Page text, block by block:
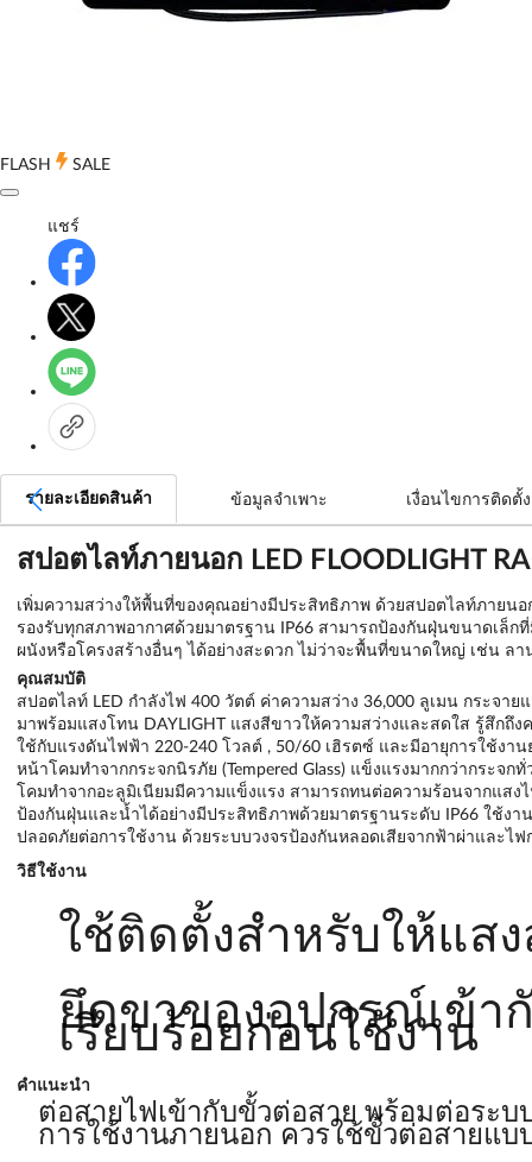
FLASH SALE
แชร์
รายละเอียดสินค้า ข้อมูลจำเพาะ เงื่อนไขการติดตั้ง
สปอตไลท์ภายนอก LED FLOODLIGHT
เพิ่มความสว่างให้พื้นที่ของคุณอย่างมีประสิทธิภาพ ด้วยสปอตไลท์ภายนอ
รองรับทุกสภาพอากาศด้วยมาตรฐาน IP66 สามารถป้องกันฝุ่นขนาดเ
ผนังหรือโครงสร้างอื่นๆ ได้อย่างสะดวก ไม่ว่าจะพื้นที่ขนาดใหญ่ เช่น
คุณสมบัติ
สปอตไลท์ LED กำลังไฟ 400 วัตต์ ค่าความสว่าง 36,000 ลูเมน กระจาย
มาพร้อมแสงโทน DAYLIGHT แสงสีขาวให้ความสว่างและสดใส รู้สึกถึ
ใช้กับแรงดันไฟฟ้า 220-240 โวลต์ , 50/60 เฮิรตซ์ และมีอายุการใช้งา
หน้าโคมทำจากกระจกนิรภัย (Tempered Glass) แข็งแรงมากกว่ากระจก
โคมทำจากอะลูมิเนียมมีความแข็งแรง สามารถทนต่อความร้อนจากแสง
ป้องกันฝุ่นและน้ำได้อย่างมีประสิทธิภาพด้วยมาตรฐานระดับ IP66 ใช้งา
ปลอดภัยต่อการใช้งาน ด้วยระบบวงจรป้องกันหลอดเสียจากฟ้าผ่าและไฟ
วิธีใช้งาน
ใช้ติดตั้งสำหรับให้แส
ยึดขาของอุปกรณ์เข้า
เรียบร้อยก่อนใช้งาน
คำแนะนำ
ต่อสายไฟเข้ากับขั้วต่อสาย พร้อมต่อระ
การใช้งานภายนอก ควรใช้ขั้วต่อสายแบ